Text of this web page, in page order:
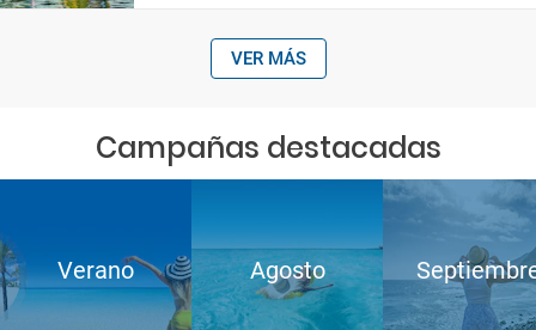
VER MÁS
Campañas destacadas
Verano Agosto